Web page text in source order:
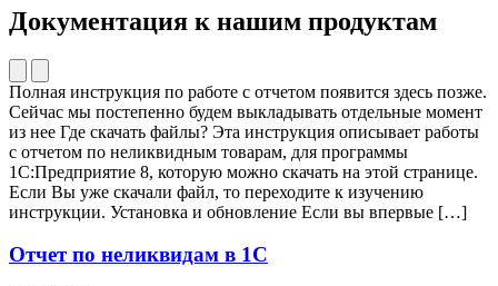
Документация к нашим продуктам
Полная инструкция по работе с отчетом появится здесь позже.
Сейчас мы постепенно будем выкладывать отдельные момент
из нее Где скачать файлы? Эта инструкция описывает работы
с отчетом по неликвидным товарам, для программы
1С:Предприятие 8, которую можно скачать на этой странице.
Если Вы уже скачали файл, то переходите к изучению
инструкции. Установка и обновление Если вы впервые […]
Отчет по неликвидам в 1С